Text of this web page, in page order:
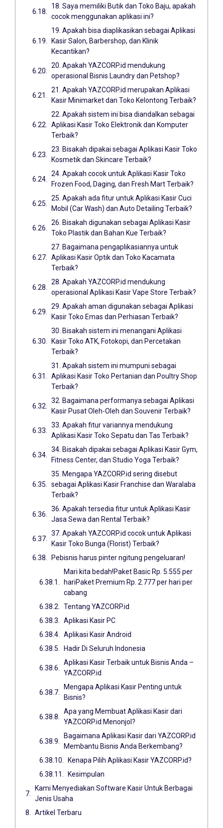
18. Saya memiliki Butik dan Toko Baju, apakah
cocok menggunakan aplikasi ini?
19. Apakah bisa diaplikasikan sebagai Aplikasi
Kasir Salon, Barbershop, dan Klinik
Kecantikan?
20. Apakah YAZCORP.id mendukung
operasional Bisnis Laundry dan Petshop?
21. Apakah YAZCORP.id merupakan Aplikasi
Kasir Minimarket dan Toko Kelontong Terbaik?
22. Apakah sistem ini bisa diandalkan sebagai
Aplikasi Kasir Toko Elektronik dan Komputer
Terbaik?
23. Bisakah dipakai sebagai Aplikasi Kasir Toko
Kosmetik dan Skincare Terbaik?
24. Apakah cocok untuk Aplikasi Kasir Toko
Frozen Food, Daging, dan Fresh Mart Terbaik?
25. Apakah ada fitur untuk Aplikasi Kasir Cuci
Mobil (Car Wash) dan Auto Detailing Terbaik?
26. Bisakah digunakan sebagai Aplikasi Kasir
Toko Plastik dan Bahan Kue Terbaik?
27. Bagaimana pengaplikasiannya untuk
Aplikasi Kasir Optik dan Toko Kacamata
Terbaik?
28. Apakah YAZCORP.id mendukung
operasional Aplikasi Kasir Vape Store Terbaik?
29. Apakah aman digunakan sebagai Aplikasi
Kasir Toko Emas dan Perhiasan Terbaik?
30. Bisakah sistem ini menangani Aplikasi
Kasir Toko ATK, Fotokopi, dan Percetakan
Terbaik?
31. Apakah sistem ini mumpuni sebagai
Aplikasi Kasir Toko Pertanian dan Poultry Shop
Terbaik?
32. Bagaimana performanya sebagai Aplikasi
Kasir Pusat Oleh-Oleh dan Souvenir Terbaik?
33. Apakah fitur variannya mendukung
Aplikasi Kasir Toko Sepatu dan Tas Terbaik?
34. Bisakah dipakai sebagai Aplikasi Kasir Gym,
Fitness Center, dan Studio Yoga Terbaik?
35. Mengapa YAZCORP.id sering disebut
sebagai Aplikasi Kasir Franchise dan Waralaba
Terbaik?
36. Apakah tersedia fitur untuk Aplikasi Kasir
Jasa Sewa dan Rental Terbaik?
37. Apakah YAZCORP.id cocok untuk Aplikasi
Kasir Toko Bunga (Florist) Terbaik?
Pebisnis harus pinter ngitung pengeluaran!
Mari kita bedah!Paket Basic Rp. 5.555 per
hariPaket Premium Rp. 2.777 per hari per
cabang
Tentang YAZCORP.id
Aplikasi Kasir PC
Aplikasi Kasir Android
Hadir Di Seluruh Indonesia
Aplikasi Kasir Terbaik untuk Bisnis Anda –
YAZCORP.id
Mengapa Aplikasi Kasir Penting untuk
Bisnis?
Apa yang Membuat Aplikasi Kasir dari
YAZCORP.id Menonjol?
Bagaimana Aplikasi Kasir dari YAZCORP.id
Membantu Bisnis Anda Berkembang?
Kenapa Pilih Aplikasi Kasir YAZCORP.id?
Kesimpulan
Kami Menyediakan Software Kasir Untuk Berbagai
Jenis Usaha
Artikel Terbaru